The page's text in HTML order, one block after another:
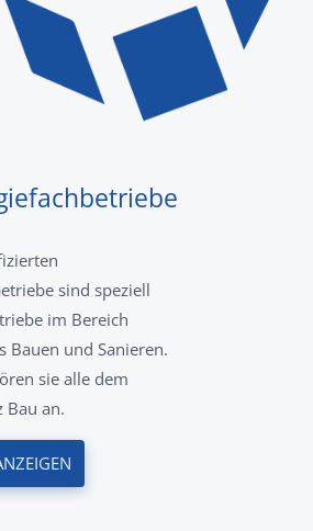
sind speziell
im Bereich
Bauen und Sanieren.
sie alle dem
Bau an.